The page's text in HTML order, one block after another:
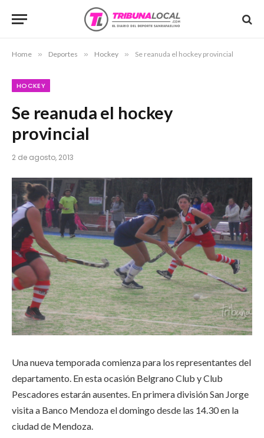
Home » Deportes » Hockey » Se reanuda el hockey provincial
HOCKEY
Se reanuda el hockey
provincial
2 de agosto, 2013
Una nueva temporada comienza para los representantes del
departamento. En esta ocasión Belgrano Club y Club
Pescadores estarán ausentes. En primera división San Jorge
visita a Banco Mendoza el domingo desde las 14.30 en la
ciudad de Mendoza.